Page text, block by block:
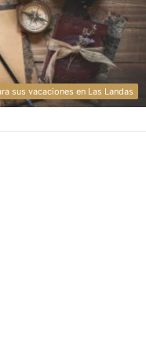
sus vacaciones en Las Landas